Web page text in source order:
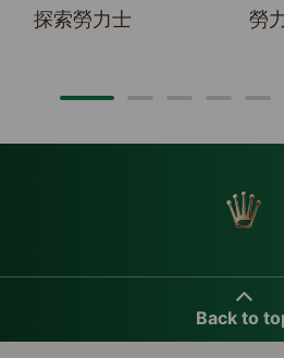
探索勞力士 勞
Back to